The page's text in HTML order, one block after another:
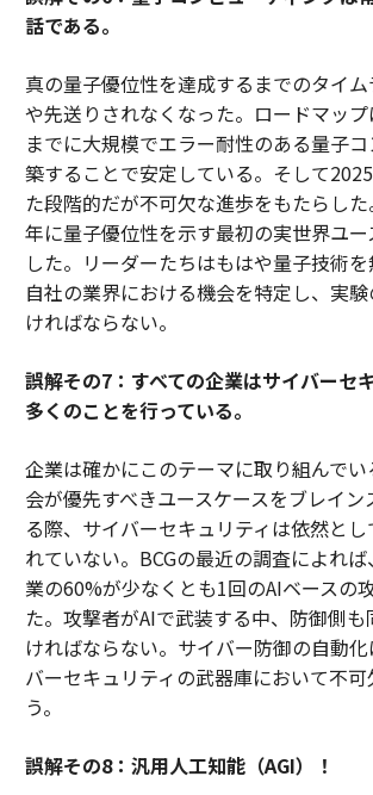
話である。
真の量子優位性を達成するまでのタイ
や先送りされなくなった。ロードマッ
までに大規模でエラー耐性のある量子
築することで安定している。そして
た段階的だが不可欠な進歩をもたらし
年に量子優位性を示す最初の実世界ユ
した。リーダーたちはもはや量子技術を
自社の業界における機会を特定し、実
ければならない。
誤解その7：すべての企業はサイバーセ
多くのことを行っている。
企業は確かにこのテーマに取り組んで
会が優先すべきユースケースをブレイン
る際、サイバーセキュリティは依然と
れていない。BCGの最近の調査によれ
業の60%が少なくとも1回のAIベースの
た。攻撃者がAIで武装する中、防御側
ければならない。サイバー防御の自動
バーセキュリティの武器庫において不可
う。
誤解その8：汎用人工知能（AGI）！